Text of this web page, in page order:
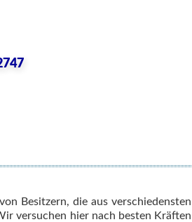
Besitzern, die aus verschiedensten
versuchen hier nach besten Kräften